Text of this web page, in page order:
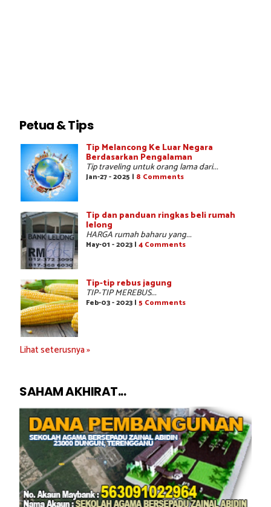
Petua & Tips
Tip Melancong Ke Luar Negara
Berdasarkan Pengalaman
Tip traveling untuk orang lama dari...
Jan-27 - 2025 | 8 Comments
Tip dan panduan ringkas beli rumah
lelong
HARGA rumah baharu yang...
May-01 - 2023 | 4 Comments
Tip-tip rebus jagung
TIP-TIP MEREBUS...
Feb-03 - 2023 | 5 Comments
Lihat seterusnya »
SAHAM AKHIRAT...